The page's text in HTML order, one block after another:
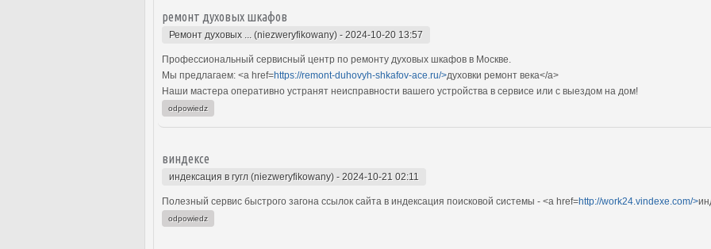
ремонт духовых шкафов
Ремонт духовых ... (niezweryfikowany) - 2024-10-20 13:57
Профессиональный сервисный центр по ремонту духовых шкафов в Москве.
Мы предлагаем: <a href=https://remont-duhovyh-shkafov-ace.ru/>духовки ремонт века</a>
Наши мастера оперативно устранят неисправности вашего устройства в сервисе или с выездом на дом!
odpowiedz
виндексе
индексация в гугл (niezweryfikowany) - 2024-10-21 02:11
Полезный сервис быстрого загона ссылок сайта в индексация поисковой системы - <a href=http://work24.vindexe.com/>
odpowiedz